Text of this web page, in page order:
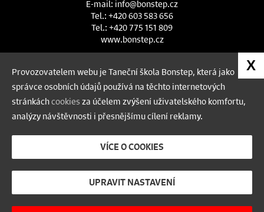
E-mail: info@bonstep.cz
Tel.: +420 603 583 656
Tel.: +420 775 151 809
www.bonstep.cz
Pokud chcete dostávat informace,
níže uveďte svůj e-mail:
Provozovatelem webu je Taneční škola Bonstep, která jako
správce osobních údajů používá na těchto internetových
stránkáchcookies za účelem zvýšení uživatelského komfortu,
analýzy návštěvnosti i přesnějšímu cílení reklamy.
VÍCE O COOKIES
UPRAVIT NASTAVENÍ
X